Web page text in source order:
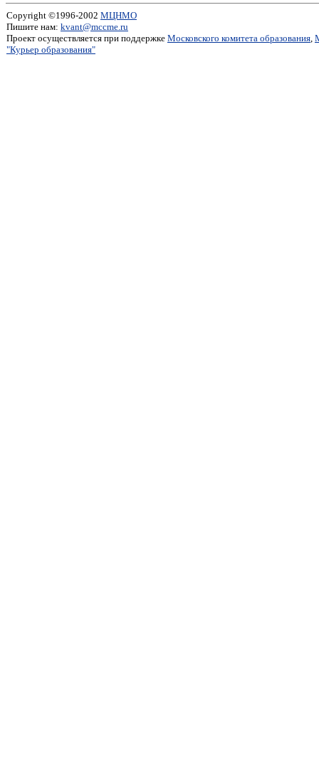
Copyright ©1996-2002 МЦНМО
Пишите нам: kvant@mccme.ru
Проект осуществляется при поддержке Московского комитета образования,
"Курьер образования"